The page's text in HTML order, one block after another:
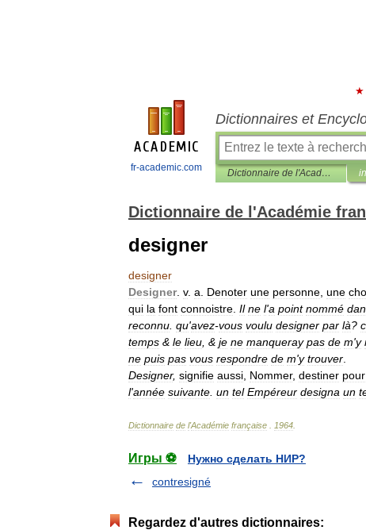
fr-academic.com
Dictionnaires et
Dictionnaire de l'Académie française
Dictionnaire de l'Académie
designer
designer
Designer. v. a Denoter une personne une
qui la font connoistre Il ne l'a point nommé
reconnu qu'avez-vous voulu designer par là?
temps & le lieu , & je ne manqueray pas de m'y
ne puis pas vous respondre de m'y trouver
Designer, signifie aussi Nommer, destiner pour
l'année suivante un tel Empéreur designa un
Dictionnaire de l'Académie française 1964
Игры ⚽
Нужно сделать НИР?
contresigné
Regardez d'autres dictionnaires: